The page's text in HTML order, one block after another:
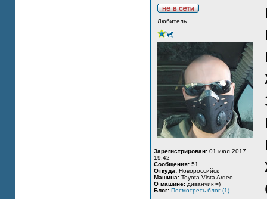
Любитель
Зарегистрирован: 01 июл 2017,
19:42
Сообщения: 51
Откуда: Новороссийск
Машина: Toyota Vista Ardeo
О машине: диванчик =)
Блог: Посмотреть блог (1)